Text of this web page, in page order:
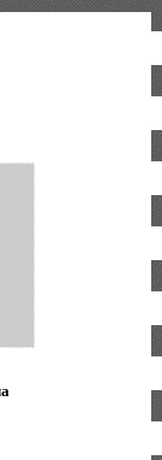
Новгорода. Кино,